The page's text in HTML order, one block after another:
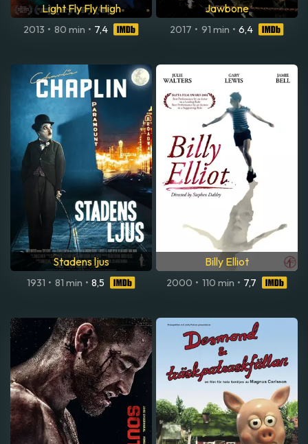
Light Fly Fly High
2013 • 80 min • 7,4
Jawbone
2017 • 91 min • 6,4
Stadens ljus
1931 • 81 min • 8,5
Billy Elliot
2000 • 110 min • 7,7